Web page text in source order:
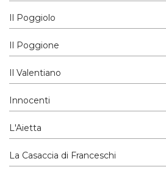
Il Poggiolo
Il Poggione
Il Valentiano
Innocenti
L'Aietta
La Casaccia di Franceschi